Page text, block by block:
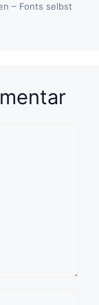
– Fonts selbst